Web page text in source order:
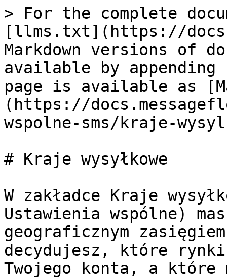
> For the complete
[llms.txt](https://
Markdown versions of
available by
page is available as
(https://
wspolne-sms/kraje-
# Kraje wysyłkowe
W zakładce Kraje
Ustawienia wspólne)
geograficznym
decydujesz, które
Twojego konta, a które